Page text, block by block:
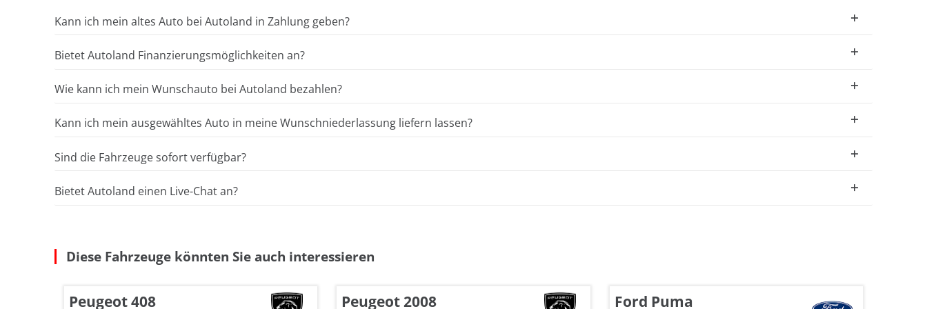
Kann ich mein altes Auto bei Autoland in Zahlung geben?
Bietet Autoland Finanzierungsmöglichkeiten an?
Wie kann ich mein Wunschauto bei Autoland bezahlen?
Kann ich mein ausgewähltes Auto in meine Wunschniederlassung liefern lassen?
Sind die Fahrzeuge sofort verfügbar?
Bietet Autoland einen Live-Chat an?
Diese Fahrzeuge könnten Sie auch interessieren
Peugeot 408 Peugeot 2008 Ford Puma